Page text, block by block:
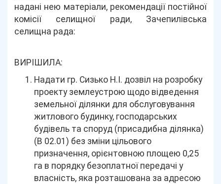
надані нею матеріали, рекомендації постійної
комісії селищної ради, Зачепилівська
селищна рада:
ВИРІШИЛА:
Надати гр. Сизько Н.І. дозвіл на розробку
проекту землеустрою щодо відведення
земельної ділянки для обслуговування
житлового будинку, господарських
будівель та споруд (присадибна ділянка)
(В 02.01) без зміни цільового
призначення, орієнтовною площею 0,25
га в порядку безоплатної передачі у
власність, яка розташована за адресою